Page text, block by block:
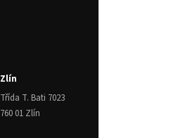
Zlín
Třída T. Bati 7023
760 01 Zlín